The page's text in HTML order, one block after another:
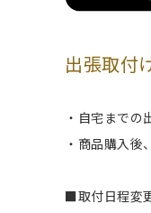
出張取付
・自宅までの
・商品購入後
■取付日程変